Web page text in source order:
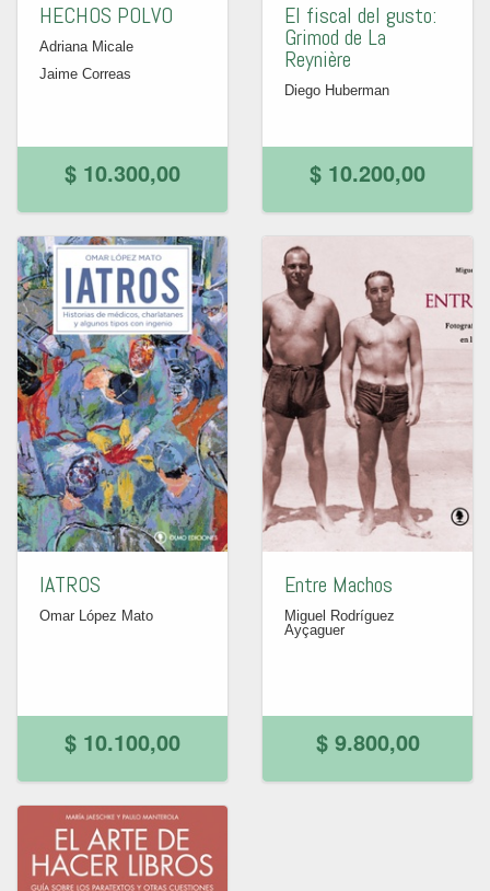
HECHOS POLVO
Adriana Micale
Jaime Correas
$ 10.300,00
El fiscal del gusto:
Grimod de La
Reynière
Diego Huberman
$ 10.200,00
IATROS
Omar López Mato
$ 10.100,00
Entre Machos
Miguel Rodríguez
Ayçaguer
$ 9.800,00